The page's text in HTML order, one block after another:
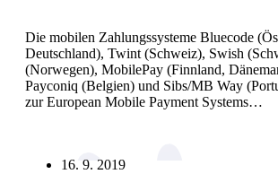
Die mobilen Zahlungssysteme Bluecode
Deutschland), Twint (Schweiz), Swish
(Norwegen), MobilePay (Finnland,
Payconiq (Belgien) und Sibs/MB Way
zur European Mobile Payment Systems…
16. 9. 2019